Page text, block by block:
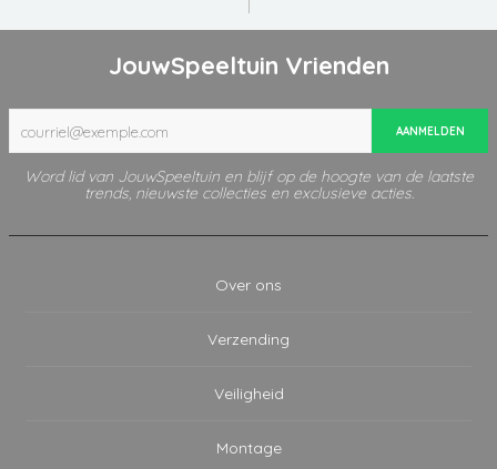
JouwSpeeltuin Vrienden
AANMELDEN
Word lid van JouwSpeeltuin en blijf op de hoogte van de laatste
trends, nieuwste collecties en exclusieve acties.
Over ons
Verzending
Veiligheid
Montage